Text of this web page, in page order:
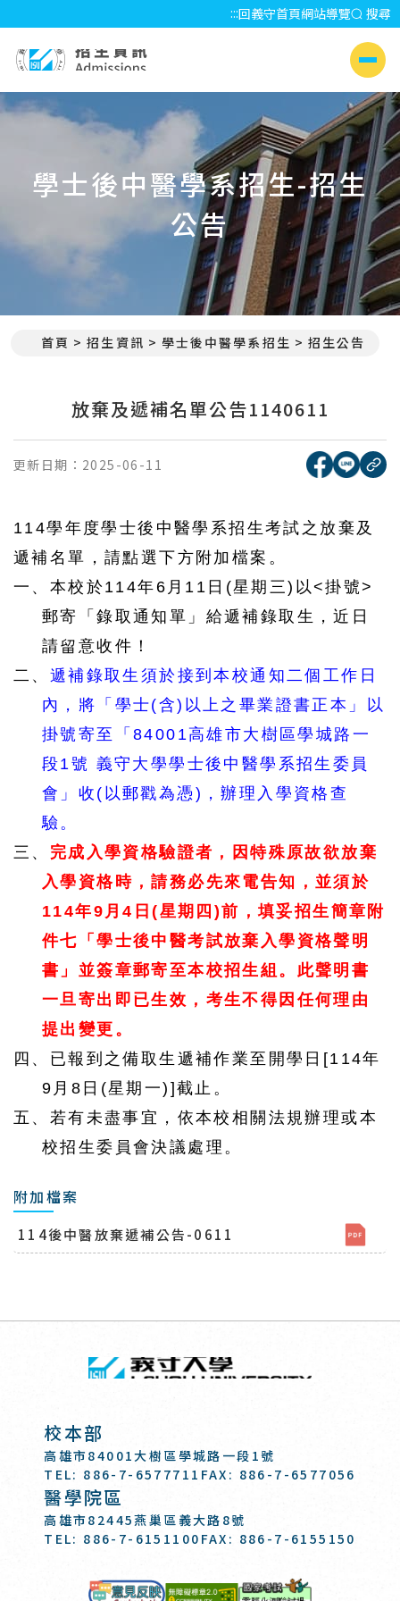
:::回義守首頁網站導覽 搜尋
側選單
學士後中醫學系招生-招生
公告
首頁 招生資訊 學士後中醫學系招生 招生公告
放棄及遞補名單公告1140611
更新日期： 2025-06-11 [另開新
[另開
複
114學年度學士後中醫學系招生考試之放棄及
遞補名單，請點選下方附加檔案。
一、本校於114年 6 月11日 (星期三) 以<掛號>
郵寄「錄取通知單」給遞補錄取生，近日
請留意收件！
二、 遞補錄取生須於接到本校通知二個工作日
內，將「學士(含) 以上之畢業證書正本」以
掛號寄至「 84001高雄市大樹區學城路一
段1號 義守大學學士後中醫學系招生委員
會」收 ( 以郵戳為憑 ) ，辦理入學資格查
驗。
三、 完成入學資格驗證者，因特殊原故欲放棄
入學資格時，請務必先來電告知，並須於
114年9 月4 日(星期四 )前，填妥招生簡章附
件七「學士後中醫考試放棄入學資格聲明
書」並簽章郵寄至本校招生組。此聲明書
一旦寄出即已生效，考生不得因任何理由
提出變更。
四、已報到之備取生遞補作業至開學日 [114年
9 月 8 日 (星期一)]截止。
五、若有未盡事宜，依本校相關法規辦理或本
校招生委員會決議處理。
附加檔案
114後中醫放棄遞補公告-0611
回頂端
校本部
高雄市84001大樹區學城路一段1號
TEL: 886-7-6577711 FAX: 886-7-6577056
醫學院區
高雄市82445燕巢區義大路8號
TEL: 886-7-6151100 FAX: 886-7-6155150
意見反映 國家考試-電